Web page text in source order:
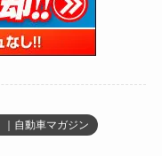
自動車マガジン